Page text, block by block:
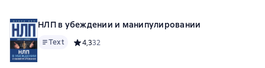
НЛП в убеждении и манипулировании
Text Средний рейтинг 4,3 на основе 32 оценок
4,332